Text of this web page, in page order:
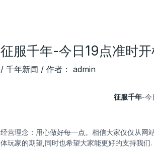
征服千年-今日19点准时
/ 千年新闻 / 作者： admin
征服千年-今
经营理念：用心做好每一点。相信大家仅仅从网
体玩家的期望,同时也希望大家能更好的支持我们.